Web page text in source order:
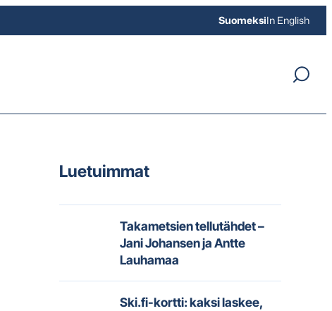
SuomeksiIn English
Luetuimmat
Takametsien tellutähdet –
Jani Johansen ja Antte
Lauhamaa
Ski.fi-kortti: kaksi laskee,